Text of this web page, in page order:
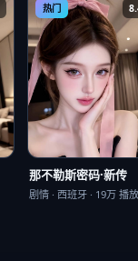
热门
那不勒斯密码·新传
剧情· 西班牙· 19万播放